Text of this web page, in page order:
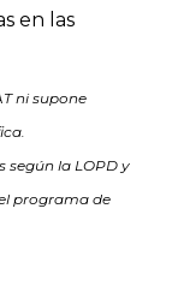
en las
ni supone
según la LOPD y
programa de